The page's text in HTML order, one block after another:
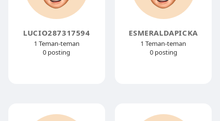
LUCIO287317594
1 Teman-teman
0 posting
ESMERALDAPICKA
1 Teman-teman
0 posting